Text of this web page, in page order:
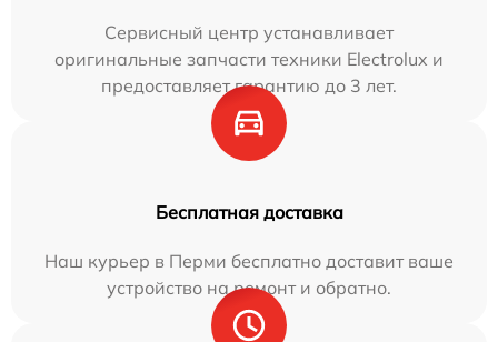
Сервисный центр устанавливает
оригинальные запчасти техники Electrolux и
предоставляет гарантию до 3 лет.
Бесплатная доставка
Наш курьер в Перми бесплатно доставит ваше
устройство на ремонт и обратно.